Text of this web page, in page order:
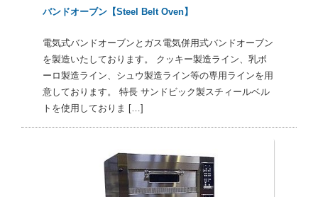
バンドオーブン【Steel Belt Oven】
電気式バンドオーブンとガス電気併用式バンドオーブン
を製造いたしております。 クッキー製造ライン、乳ボ
ーロ製造ライン、シュウ製造ライン等の専用ラインを用
意しております。 特長 サンドビック製スチィールベル
トを使用しておりま […]